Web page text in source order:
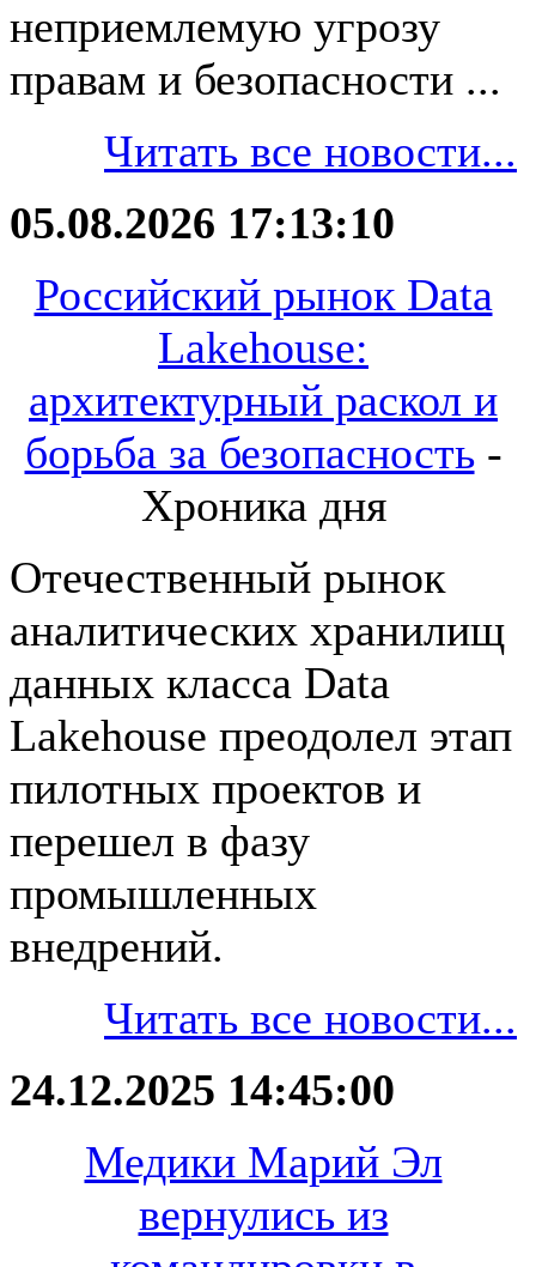
неприемлемую угрозу
правам и безопасности ...
Читать все новости...
05.08.2026 17:13:10
Российский рынок Data
Lakehouse:
архитектурный раскол и
борьба за безопасность-
Хроника дня
Отечественный рынок
аналитических хранилищ
данных класса Data
Lakehouse преодолел этап
пилотных проектов и
перешел в фазу
промышленных
внедрений.
Читать все новости...
24.12.2025 14:45:00
Медики Марий Эл
вернулись из